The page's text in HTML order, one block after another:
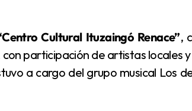
Cultural Ituzaingó Renace”,
participación de artistas locales
a cargo del grupo musical Los